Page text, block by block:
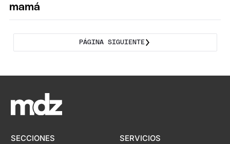
mamá
PÁGINA SIGUIENTE
SECCIONES SERVICIOS